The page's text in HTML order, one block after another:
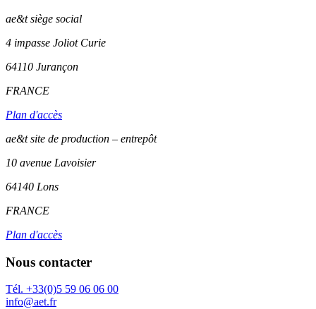
ae&tsiège social
4 impasse Joliot Curie
64110 Jurançon
FRANCE
Plan d'accès
ae&t site de production – entrepôt
10 avenue Lavoisier
64140 Lons
FRANCE
Plan d'accès
Nous contacter
Tél. +33(0)5 59 06 06 00
info@aet.fr